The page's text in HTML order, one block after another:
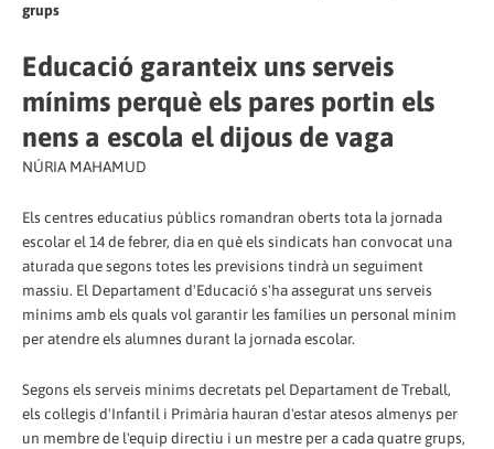
grups
Educació garanteix uns serveis
mínims perquè els pares portin els
nens a escola el dijous de vaga
NÚRIA MAHAMUD
Els centres educatius públics romandran oberts tota la jornada
escolar el 14 de febrer, dia en què els sindicats han convocat una
aturada que segons totes les previsions tindrà un seguiment
massiu. El Departament d'Educació s'ha assegurat uns serveis
mínims amb els quals vol garantir les famílies un personal mínim
per atendre els alumnes durant la jornada escolar.
Segons els serveis mínims decretats pel Departament de Treball,
els col·legis d'Infantil i Primària hauran d'estar atesos almenys per
un membre de l'equip directiu i un mestre per a cada quatre grups,